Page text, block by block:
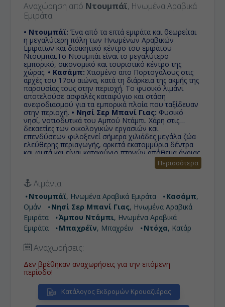
Αναχώρηση από Ντουμπάϊ, Ηνωμένα Αραβικά
Εμιράτα
• Ντουμπάϊ: Ένα από τα επτά εμιράτα και θεωρείται
η μεγαλύτερη πόλη των Ηνωμένων Αραβικών
Εμιράτων και διοικητικό κέντρο του εμιράτου
Ντουμπάι.Το Ντουμπάι είναι το μεγαλύτερο
εμπορικό, οικονομικό και τουριστικό κέντρο της
χώρας. • Κασάμπ: Χτισμένο απο Πορτογάλους στις
αρχές του 17ου αιώνα, κατά τη διάρκεια της ακμής της
παρουσίας τους στην περιοχή. Το φυσικό λιμάνι
αποτελούσε ασφαλές καταφύγιο και στάση
ανεφοδιασμού για τα εμπορικά πλοία που ταξίδευαν
στην περιοχή. • Νησί Σερ Μπανί Γιας: Φυσικό
νησί, νοτιοδυτικά του Αμπού Ντάμπι. Χάρη στις
δεκαετίες των οικολογικών εργασιών και
επενδύσεων φιλοξενεί σήμερα χιλιάδες μεγάλα ζώα
ελεύθερης περιαγωγής, αρκετά εκατομμύρια δέντρα
και φυτά και είναι καταφύγιο πτηνών απόθεμα άγριας
ζωής. Το νησί προβάλλει τη φύση μέσα από
δραστηριότητες όπως σαφάρι περιπέτειας, καγιάκ,
ορεινή ποδηλασία, τοξοβολία, πεζοπορία κλπ.
Άμπου Ντάμπι:
πλούτου και της χλιδής, το όνομα της πόλης ήταν
αρχικά Ντου Ντάμπι (Dhu Dhabi), με τη σημασία του
"κατέχω ελάφια", ενώ στην πορεία των χρόνων το
πρόθεμα "ντου" αφαιρέθηκε.• Μπαχρέϊν:
Αποτελείται από ένα αρχιπέλαγος 33 μικρών νησιών
στον Αραβικό Κόλπο.• Ντόχα:Είναι η πρωτεύουσα
και μεγαλύτερη πόλη του Κατάρ με πληθυσμό
400.000 κατοίκους. Η Ντόχα είναι η έδρα της
Περισσότερα
Λιμάνια:
Ντουμπάϊ, Ηνωμένα Αραβικά Εμιράτα Κασάμπ,
Ομάν
Νησί Σερ Μπανί Γιας, Ηνωμένα Αραβικά
Εμιράτα
Άμπου Ντάμπι, Ηνωμένα Αραβικά
Εμιράτα
Μπαχρέϊν, Μπαχρέιν Ντόχα, Κατάρ
Αναχωρήσεις:
Δεν βρέθηκαν αναχωρήσεις για την επόμενη
περίοδο!
Κατάλογος Εκδρομών Κρουαζιέρας